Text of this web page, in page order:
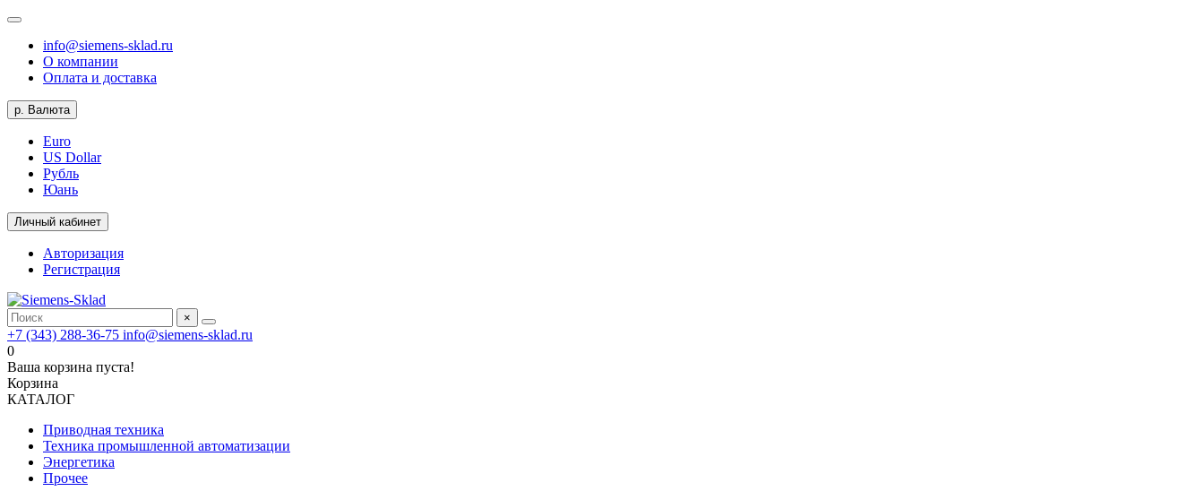
info@siemens-sklad.ru
О компании
Оплата и доставка
р. Валюта
Euro
US Dollar
Рубль
Юань
Личный кабинет
Авторизация
Регистрация
×
+7 (343) 288-36-75 info@siemens-sklad.ru
0
Ваша корзина пуста!
Корзина
КАТАЛОГ
Приводная техника
Техника промышленной автоматизации
Энергетика
Прочее